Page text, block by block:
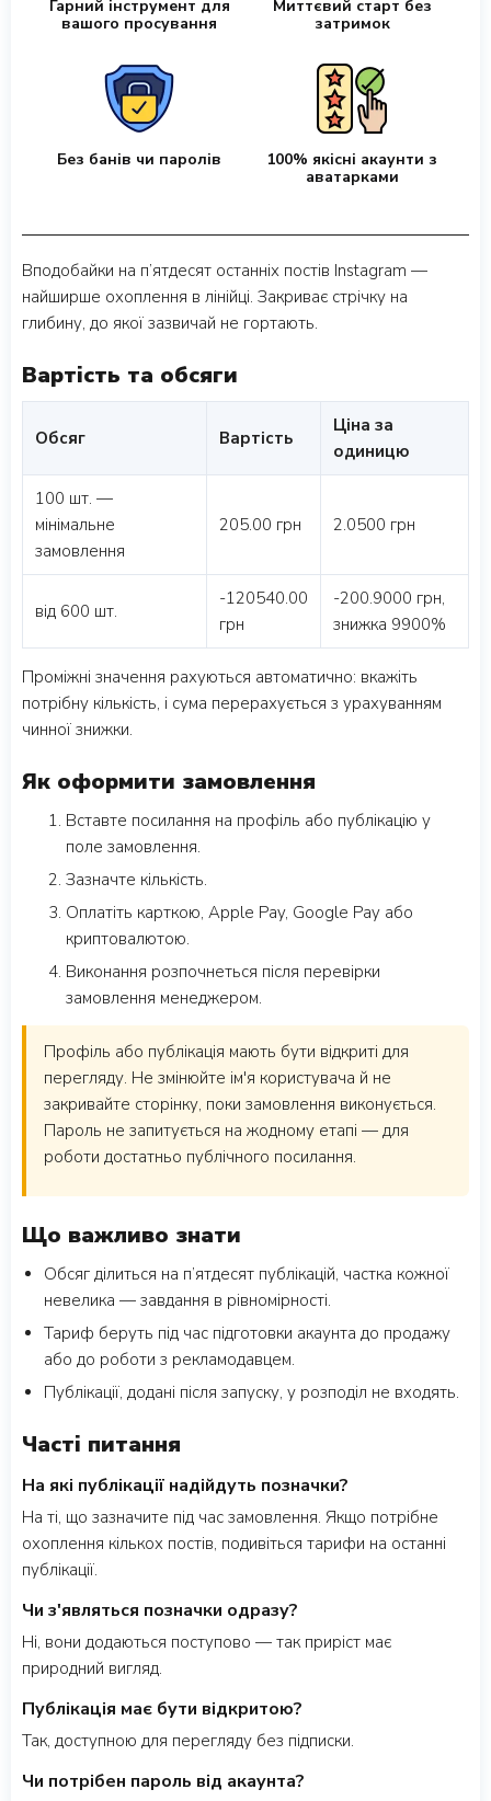
Гарний інструмент для
вашого просування
Миттєвий старт без
затримок
Без банів чи паролів
100% якісні акаунти з
аватарками
Вподобайки на п’ятдесят останніх постів Instagram —
найширше охоплення в лінійці. Закриває стрічку на
глибину, до якої зазвичай не гортають.
Вартість та обсяги
Обсяг Вартість
Ціна за
одиницю
100 шт. —
мінімальне
замовлення
205.00 грн 2.0500 грн
від 600 шт.
-120540.00
грн
-200.9000 грн,
знижка 9900%
Проміжні значення рахуються автоматично: вкажіть
потрібну кількість, і сума перерахується з урахуванням
чинної знижки.
Як оформити замовлення
Вставте посилання на профіль або публікацію у
поле замовлення.
Зазначте кількість.
Оплатіть карткою, Apple Pay, Google Pay або
криптовалютою.
Виконання розпочнеться після перевірки
замовлення менеджером.
Профіль або публікація мають бути відкриті для
перегляду. Не змінюйте ім'я користувача й не
закривайте сторінку, поки замовлення виконується.
Пароль не запитується на жодному етапі — для
роботи достатньо публічного посилання.
Що важливо знати
Обсяг ділиться на п’ятдесят публікацій, частка кожної
невелика — завдання в рівномірності.
Тариф беруть під час підготовки акаунта до продажу
або до роботи з рекламодавцем.
Публікації, додані після запуску, у розподіл не входять.
Часті питання
На які публікації надійдуть позначки?
На ті, що зазначите під час замовлення. Якщо потрібне
охоплення кількох постів, подивіться тарифи на останні
публікації.
Чи з'являться позначки одразу?
Ні, вони додаються поступово — так приріст має
природний вигляд.
Публікація має бути відкритою?
Так, доступною для перегляду без підписки.
Чи потрібен пароль від акаунта?